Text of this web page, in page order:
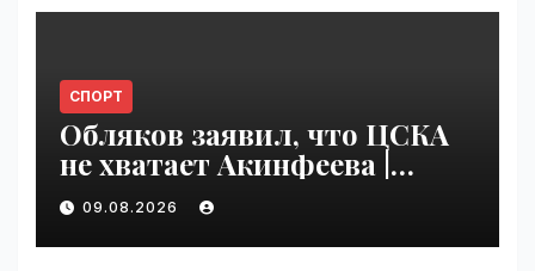
СПОРТ
Обляков заявил, что ЦСКА
не хватает Акинфеева |
VseTime.ru
09.08.2026